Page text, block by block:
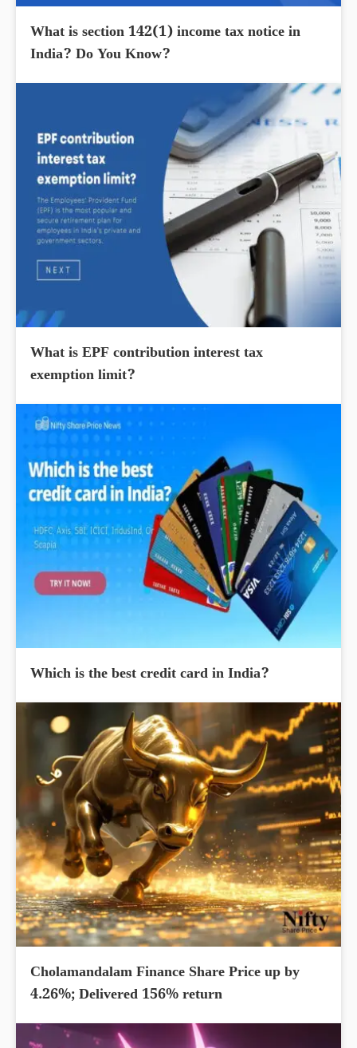
What is section 142(1) income tax notice in
India? Do You Know?
What is EPF contribution interest tax
exemption limit?
Which is the best credit card in India?
Cholamandalam Finance Share Price up by
4.26%; Delivered 156% return